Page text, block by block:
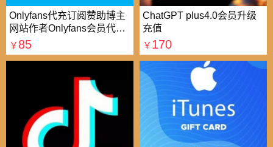
Onlyfans代充订阅赞助博主
网站作者Onlyfans会员代充
支付
￥ 85
ChatGPT plus4.0会员升级
充值
￥ 170